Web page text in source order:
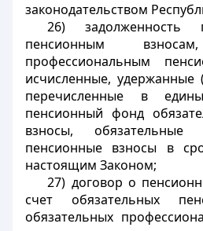
законодательством
26) задолженность
пенсионным
профессиональным
исчисленные,
перечисленные в
пенсионный фонд
взносы, обязательные
пенсионные взносы в
настоящим Законом;
27) договор о
счет обязательных
обязательных